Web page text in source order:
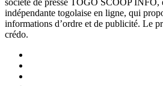
indépendante togolaise en ligne, qui
informations d’ordre et de publicité. Le
crédo.